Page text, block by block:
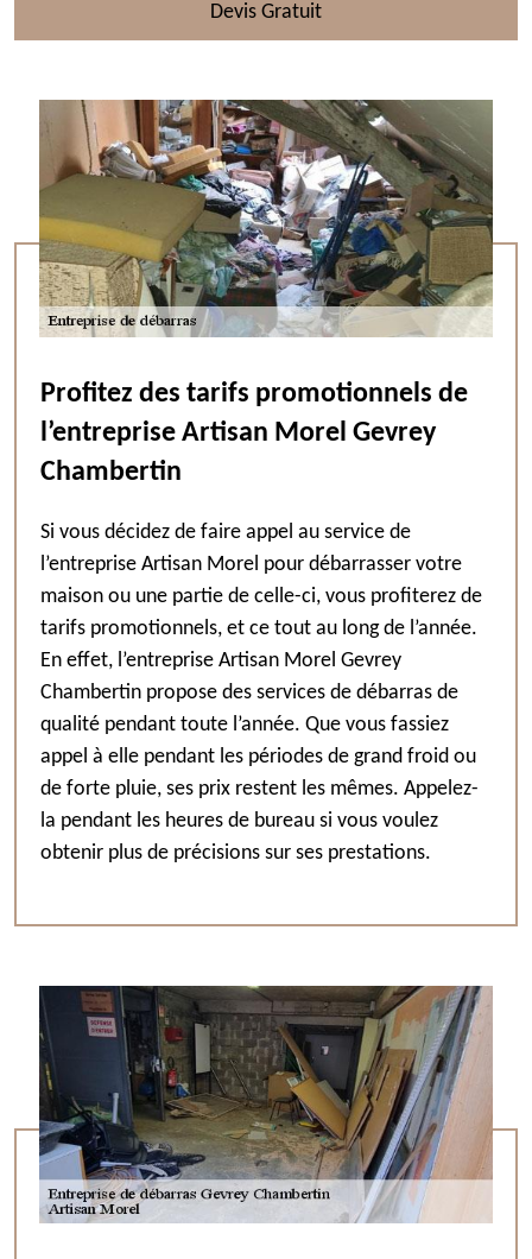
Devis Gratuit
Profitez des tarifs promotionnels de
l’entreprise Artisan Morel Gevrey
Chambertin
Si vous décidez de faire appel au service de
l’entreprise Artisan Morel pour débarrasser votre
maison ou une partie de celle-ci, vous profiterez de
tarifs promotionnels, et ce tout au long de l’année.
En effet, l’entreprise Artisan Morel Gevrey
Chambertin propose des services de débarras de
qualité pendant toute l’année. Que vous fassiez
appel à elle pendant les périodes de grand froid ou
de forte pluie, ses prix restent les mêmes. Appelez-
la pendant les heures de bureau si vous voulez
obtenir plus de précisions sur ses prestations.